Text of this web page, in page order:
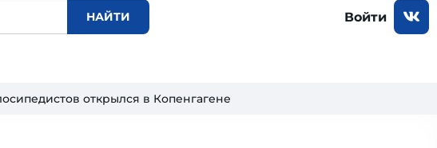
Войти
открылся в Копенгагене